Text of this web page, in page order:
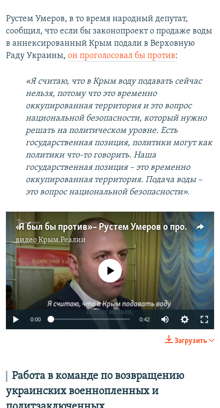
Рустем Умеров, в то время народный депутат,
сообщил, что если бы законопроект о продаже воды
в аннексированный Крым подали в Верховную
Раду Украины, он проголосовал бы против:
«Я считаю, что в Крым воду подавать сейчас
нельзя, потому что это временно
оккупированная территория и это вопрос
национальной безопасности, который нужно
решать на политическом уровне. Есть
государственная позиция, политики могут как
политики что-то говорить. Наша
государственная позиция – это временно
оккупированная территория. Подача воды –
это вопрос национальной безопасности».
«Я был бы против» – Рустем Умеров о продаже воды в Крым (видео)
видеоКрым.Реалии
1080p
No media source currently available
0:00 0:42
270p
Загрузить
Работа в команде по возвращению
украинских военнопленных и